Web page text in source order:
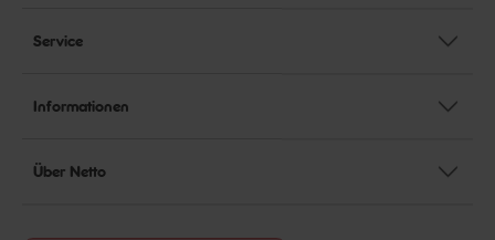
Service
Informationen
Über Netto